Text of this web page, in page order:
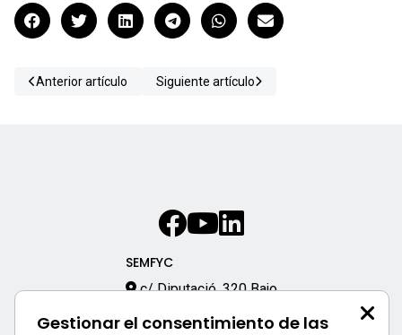
Anterior artículo Siguiente artículo
Gestionar el consentimiento de las
SEMFYC
c/ Diputació, 320 Bajo
933 170 333